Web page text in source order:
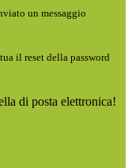
un messaggio
il reset della password
di posta elettronica!